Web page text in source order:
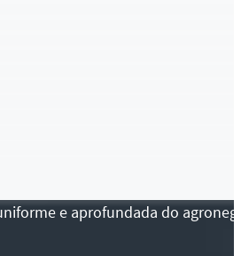
e aprofundada do